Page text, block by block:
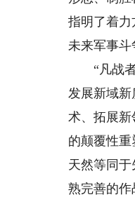
指明了着
未来军事斗
“凡战者
发展新域
术、拓展
的颠覆性
天然等同
熟完善的作